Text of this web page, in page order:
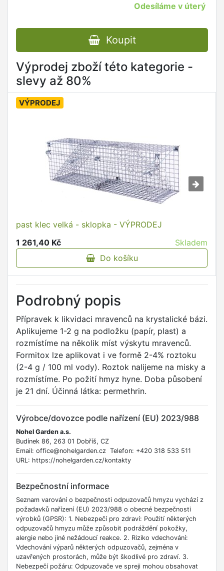
Odesíláme v úterý
Koupit
Výprodej zboží této kategorie -
slevy až 80%
VÝPRODEJ
past klec velká - sklopka - VÝPRODEJ
1 261,40 Kč
Skladem
Do košíku
Podrobný popis
Přípravek k likvidaci mravenců na krystalické bázi.
Aplikujeme 1-2 g na podložku (papír, plast) a
rozmístíme na několik míst výskytu mravenců.
Formitox lze aplikovat i ve formě 2-4% roztoku
(2-4 g / 100 ml vody). Roztok nalijeme na misky a
rozmístíme. Po požití hmyz hyne. Doba působení
je 21 dní. Účinná látka: permethrin.
Výrobce/dovozce podle nařízení (EU) 2023/988
Nohel Garden a.s.
Budínek 86, 263 01 Dobříš, CZ
Email: office@nohelgarden.cz Telefon: +420 318 533 511
URL: https://nohelgarden.cz/kontakty
Bezpečnostní informace
Seznam varování o bezpečnosti odpuzovačů hmyzu vychází z
požadavků nařízení (EU) 2023/988 o obecné bezpečnosti
výrobků (GPSR): 1. Nebezpečí pro zdraví: Použití některých
odpuzovačů hmyzu může způsobit podráždění pokožky,
alergie nebo jiné nežádoucí reakce. 2. Riziko vdechování:
Vdechování výparů některých odpuzovačů, zejména v
uzavřených prostorách, může být škodlivé pro zdraví. 3.
Nebezpečí požáru: Odpuzovače ve spreji mohou obsahovat